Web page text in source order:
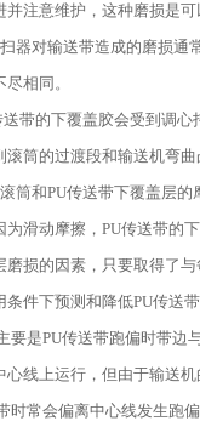
注意维护，这种磨损是可
器对输送带造成的磨损通
相同。
带的下覆盖胶会受到调
筒的过渡段和输送机弯曲
筒和PU传送带下覆盖层
滑动摩擦，PU传送带的
磨损的因素，只要取得了
条件下预测和降低PU传送
要是PU传送带跑偏时带边
心线上运行，但由于输送
时常会偏离中心线发生跑